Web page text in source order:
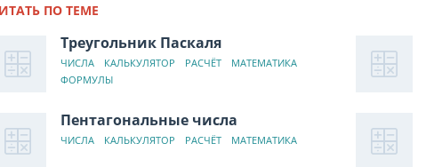
ПО ТЕМЕ
Треугольник Паскаля
ЧИСЛА КАЛЬКУЛЯТОР РАСЧЁТ
МАТЕМАТИКА
ФОРМУЛЫ
Пентагональные числа
ЧИСЛА КАЛЬКУЛЯТОР РАСЧЁТ МАТЕМАТИКА